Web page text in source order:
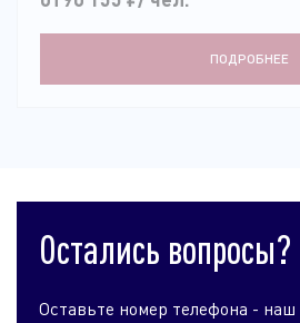
ПОДРОБНЕЕ
Остались вопросы?
Оставьте номер телефона -